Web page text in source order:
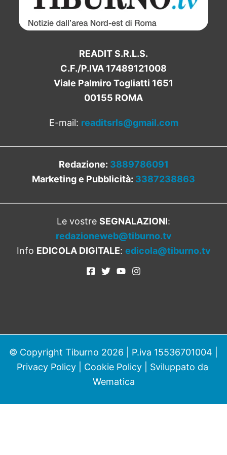
READIT S.R.L.S.
C.F./P.IVA 17489121008
Viale Palmiro Togliatti 1651
00155 ROMA
E-mail: readitsrls@gmail.com
Redazione: 3889786091
Marketing e Pubblicità: 3387238863
Le vostre SEGNALAZIONI:
redazioneweb@tiburno.tv
Info EDICOLA DIGITALE: edicola@tiburno.tv
© Copyright Tiburno 2026 | P.iva 15536701004 |
Privacy Policy| Cookie Policy| Sviluppato da
Wematica